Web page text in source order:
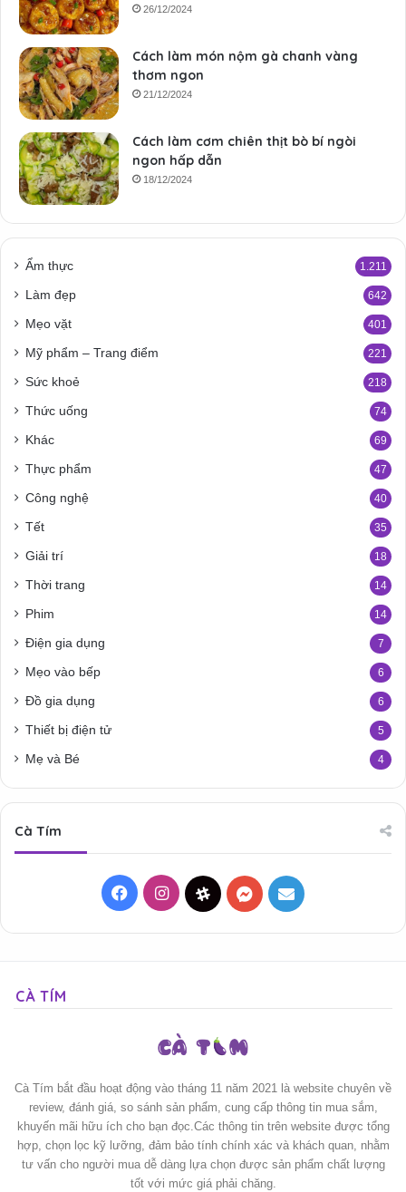
26/12/2024
Cách làm món nộm gà chanh vàng
thơm ngon
21/12/2024
Cách làm cơm chiên thịt bò bí ngòi
ngon hấp dẫn
18/12/2024
Ẩm thực 1.211
Làm đẹp 642
Mẹo vặt 401
Mỹ phẩm – Trang điểm 221
Sức khoẻ 218
Thức uống 74
Khác 69
Thực phẩm 47
Công nghệ 40
Tết 35
Giải trí 18
Thời trang 14
Phim 14
Điện gia dụng 7
Mẹo vào bếp 6
Đồ gia dụng 6
Thiết bị điện tử 5
Mẹ và Bé 4
Cà Tím
FacebookInstagramThreadsMessenger
Mail
CÀ TÍM
Cà Tím bắt đầu hoạt động vào tháng 11 năm 2021 là website chuyên về
review, đánh giá, so sánh sản phẩm, cung cấp thông tin mua sắm,
khuyến mãi hữu ích cho bạn đọc.Các thông tin trên website được tổng
hợp, chọn lọc kỹ lưỡng, đảm bảo tính chính xác và khách quan, nhằm
tư vấn cho người mua dễ dàng lựa chọn được sản phẩm chất lượng
tốt với mức giá phải chăng.